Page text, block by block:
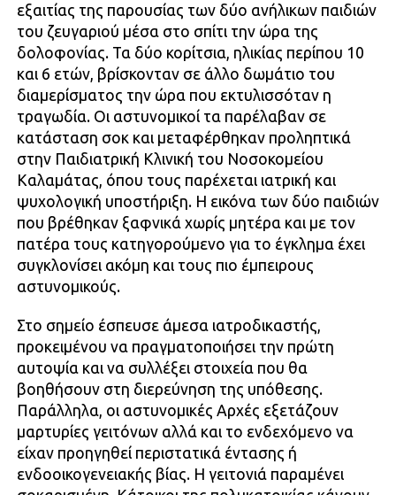
εξαιτίας της παρουσίας των δύο ανήλικων παιδιών
του ζευγαριού μέσα στο σπίτι την ώρα της
δολοφονίας. Τα δύο κορίτσια, ηλικίας περίπου 10
και 6 ετών, βρίσκονταν σε άλλο δωμάτιο του
διαμερίσματος την ώρα που εκτυλισσόταν η
τραγωδία. Οι αστυνομικοί τα παρέλαβαν σε
κατάσταση σοκ και μεταφέρθηκαν προληπτικά
στην Παιδιατρική Κλινική του Νοσοκομείου
Καλαμάτας, όπου τους παρέχεται ιατρική και
ψυχολογική υποστήριξη. Η εικόνα των δύο παιδιών
που βρέθηκαν ξαφνικά χωρίς μητέρα και με τον
πατέρα τους κατηγορούμενο για το έγκλημα έχει
συγκλονίσει ακόμη και τους πιο έμπειρους
αστυνομικούς.
Στο σημείο έσπευσε άμεσα ιατροδικαστής,
προκειμένου να πραγματοποιήσει την πρώτη
αυτοψία και να συλλέξει στοιχεία που θα
βοηθήσουν στη διερεύνηση της υπόθεσης.
Παράλληλα, οι αστυνομικές Αρχές εξετάζουν
μαρτυρίες γειτόνων αλλά και το ενδεχόμενο να
είχαν προηγηθεί περιστατικά έντασης ή
ενδοοικογενειακής βίας. Η γειτονιά παραμένει